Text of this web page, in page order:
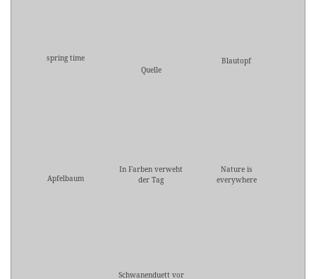
spring time
Quelle
Blautopf
Apfelbaum
In Farben verweht
der Tag
Nature is
everywhere
Schwanenduett vor